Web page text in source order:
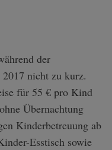
der
nicht zu kurz.
für 55 € pro Kind
Übernachtung
Kinderbetreuung ab
Esstisch sowie